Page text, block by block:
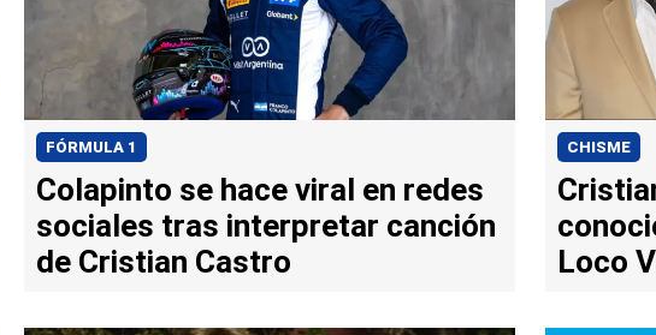
FÓRMULA 1
Colapinto se hace viral en redes
sociales tras interpretar canción
de Cristian Castro
CHISME
Loco